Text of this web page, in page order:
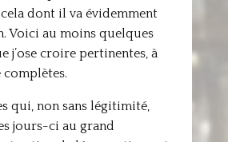
cela dont il va évidemment
Voici au moins quelques
j’ose croire pertinentes, à
complètes.
qui, non sans légitimité,
jours-ci au grand